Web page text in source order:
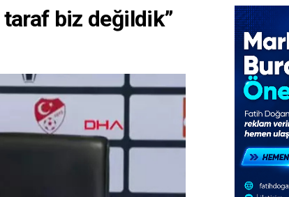
taraf biz değildik”